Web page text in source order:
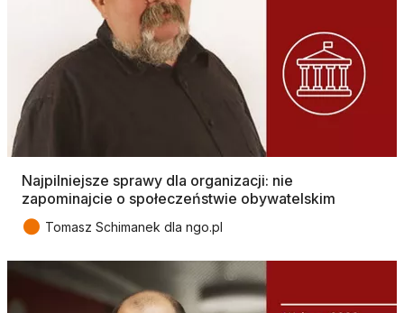
Najpilniejsze sprawy dla organizacji: nie
zapominajcie o społeczeństwie obywatelskim
● Tomasz Schimanek dla ngo.pl